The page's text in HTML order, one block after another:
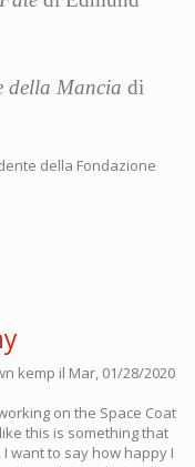
della Mancia di
della Fondazione
kemp il Mar, 01/28/2020
on the Space Coat
this is something that
I want to say how happy I